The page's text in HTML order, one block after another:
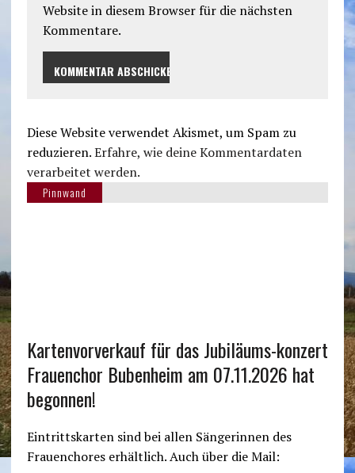
Website in diesem Browser für die nächsten
Kommentare.
Diese Website verwendet Akismet, um Spam zu
reduzieren.Erfahre, wie deine Kommentardaten
verarbeitet werden.
Pinnwand
Kartenvorverkauf für das Jubiläums-konzert
Frauenchor Bubenheim am 07.11.2026 hat
begonnen!
Eintrittskarten sind bei allen Sängerinnen des
Frauenchores erhältlich. Auch über die Mail: